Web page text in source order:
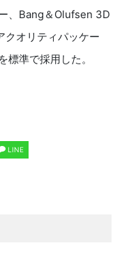
Bang ＆Olufsen 3D
クオリティパッケー
標準で採用した。
LINE